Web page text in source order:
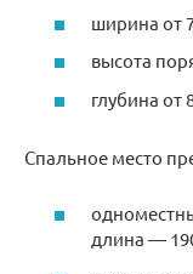
ширина от
высота
глубина от
Спальное место
длина —